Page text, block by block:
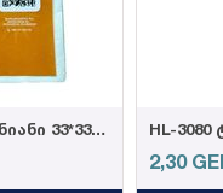
HL-ხელსახოცი ერთ ფენიანი 33*33სმ, 100ც,
2,30